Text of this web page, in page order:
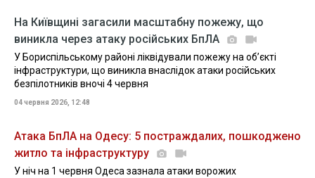
На Київщині загасили масштабну пожежу, що
виникла через атаку російських БпЛА
У Бориспільському районі ліквідували пожежу на об’єкті
інфраструктури, що виникла внаслідок атаки російських
безпілотників вночі 4 червня
04 червня 2026, 12:48
Атака БпЛА на Одесу: 5 постраждалих, пошкоджено
житло та інфраструктуру
У ніч на 1 червня Одеса зазнала атаки ворожих